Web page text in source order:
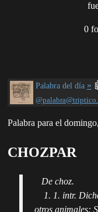
0
Palabra del día »
Palabra para el
CHOZPAR
De choz.
1. 1. intr.
otros animales: